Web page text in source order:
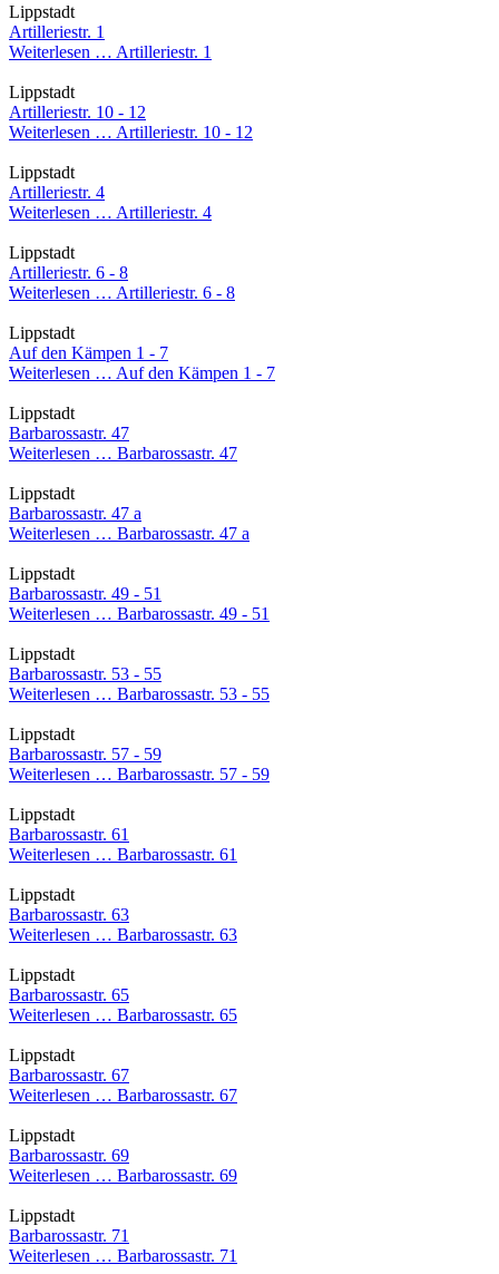
Lippstadt
Artilleriestr. 1
Weiterlesen … Artilleriestr. 1
Lippstadt
Artilleriestr. 10 - 12
Weiterlesen … Artilleriestr. 10 - 12
Lippstadt
Artilleriestr. 4
Weiterlesen … Artilleriestr. 4
Lippstadt
Artilleriestr. 6 - 8
Weiterlesen … Artilleriestr. 6 - 8
Lippstadt
Auf den Kämpen 1 - 7
Weiterlesen … Auf den Kämpen 1 - 7
Lippstadt
Barbarossastr. 47
Weiterlesen … Barbarossastr. 47
Lippstadt
Barbarossastr. 47 a
Weiterlesen … Barbarossastr. 47 a
Lippstadt
Barbarossastr. 49 - 51
Weiterlesen … Barbarossastr. 49 - 51
Lippstadt
Barbarossastr. 53 - 55
Weiterlesen … Barbarossastr. 53 - 55
Lippstadt
Barbarossastr. 57 - 59
Weiterlesen … Barbarossastr. 57 - 59
Lippstadt
Barbarossastr. 61
Weiterlesen … Barbarossastr. 61
Lippstadt
Barbarossastr. 63
Weiterlesen … Barbarossastr. 63
Lippstadt
Barbarossastr. 65
Weiterlesen … Barbarossastr. 65
Lippstadt
Barbarossastr. 67
Weiterlesen … Barbarossastr. 67
Lippstadt
Barbarossastr. 69
Weiterlesen … Barbarossastr. 69
Lippstadt
Barbarossastr. 71
Weiterlesen … Barbarossastr. 71